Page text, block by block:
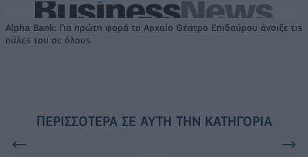
Alpha Bank: Για πρώτη φορά το Αρχαίο Θέατρο Επιδαύρου άνοιξε τις
πύλες του σε όλους
ΠΕΡΙΣΣΌΤΕΡΑ ΣΕ ΑΥΤΉ ΤΗΝ ΚΑΤΗΓΟΡΊΑ